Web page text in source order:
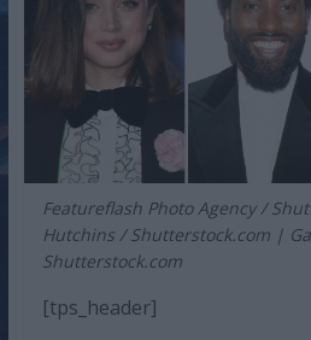
Featureflash Photo Agency /
Hutchins / Shutterstock.com |
Shutterstock.com
[tps_header]